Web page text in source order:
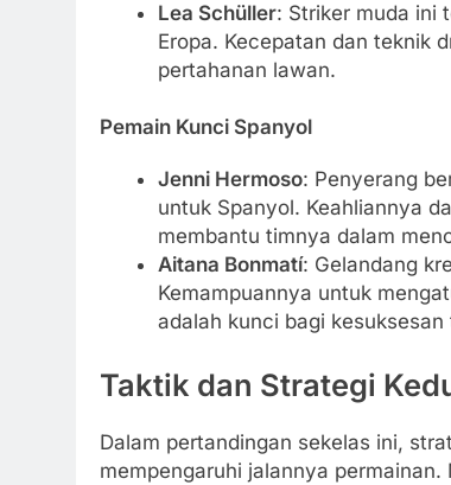
Lea Schüller: Striker muda ini
Eropa. Kecepatan dan teknik
pertahanan lawan.
Pemain Kunci Spanyol
Jenni Hermoso: Penyerang
untuk Spanyol. Keahliannya
membantu timnya dalam
Aitana Bonmatí: Gelandang
Kemampuannya untuk
adalah kunci bagi kesuksesan
Taktik dan Strategi
Dalam pertandingan sekelas ini,
mempengaruhi jalannya